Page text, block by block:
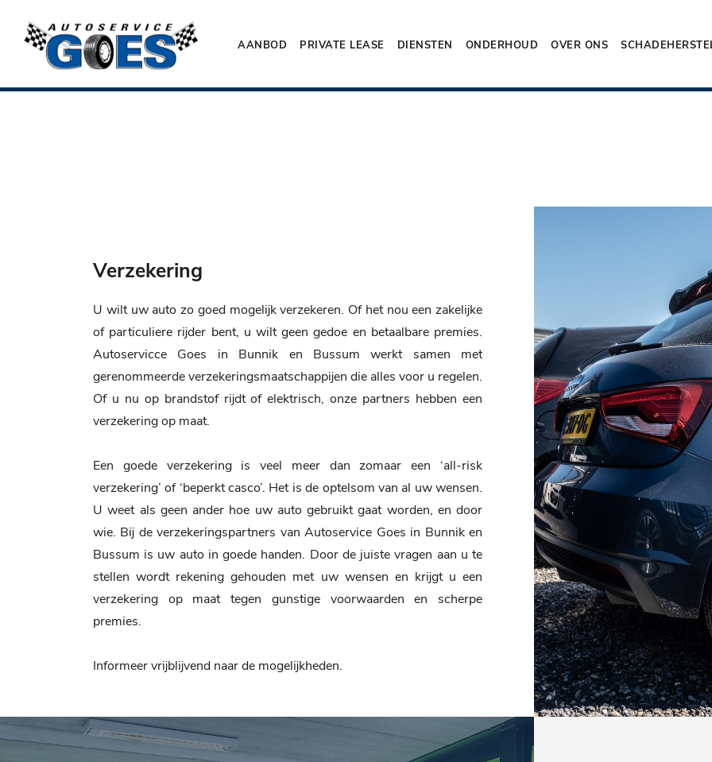
AANBOD PRIVATE LEASE DIENSTEN ONDERHOUD OVER ONS
Verzekering
U wilt uw auto zo goed mogelijk verzekeren. Of het nou een zakelijke
of particuliere rijder bent, u wilt geen gedoe en betaalbare premies.
Autoservicce Goes in Bunnik en Bussum werkt samen met
gerenommeerde verzekeringsmaatschappijen die alles voor u regelen.
Of u nu op brandstof rijdt of elektrisch, onze partners hebben een
verzekering op maat.
Een goede verzekering is veel meer dan zomaar een ‘all-risk
verzekering’ of ‘beperkt casco’. Het is de optelsom van al uw wensen.
U weet als geen ander hoe uw auto gebruikt gaat worden, en door
wie. Bij de verzekeringspartners van Autoservice Goes in Bunnik en
Bussum is uw auto in goede handen. Door de juiste vragen aan u te
stellen wordt rekening gehouden met uw wensen en krijgt u een
verzekering op maat tegen gunstige voorwaarden en scherpe
premies.
Informeer vrijblijvend naar de mogelijkheden.